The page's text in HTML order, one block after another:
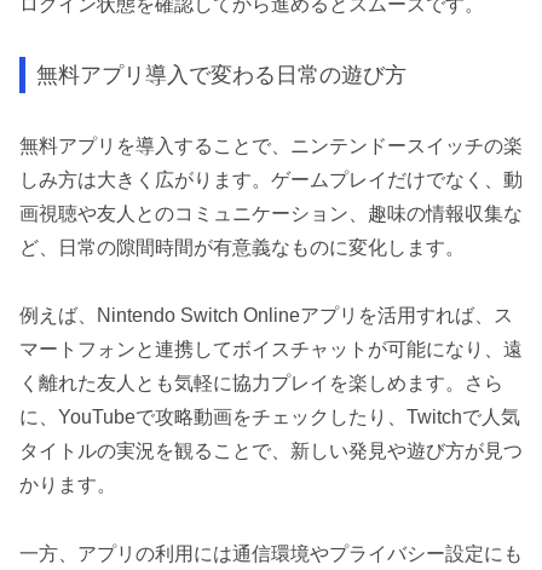
無料アプリ導入で変わる日常の遊び方
無料アプリを導入することで、ニンテンドースイッチの楽
しみ方は大きく広がります。ゲームプレイだけでなく、動
画視聴や友人とのコミュニケーション、趣味の情報収集な
ど、日常の隙間時間が有意義なものに変化します。
例えば、Nintendo Switch Onlineアプリを活用すれば、ス
マートフォンと連携してボイスチャットが可能になり、遠
く離れた友人とも気軽に協力プレイを楽しめます。さら
に、YouTubeで攻略動画をチェックしたり、Twitchで人気
タイトルの実況を観ることで、新しい発見や遊び方が見つ
かります。
一方、アプリの利用には通信環境やプライバシー設定にも